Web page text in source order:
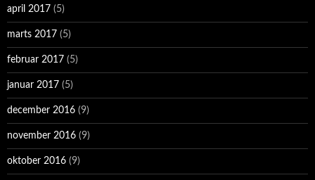
april 2017 (5)
marts 2017 (5)
februar 2017 (5)
januar 2017 (5)
december 2016 (9)
november 2016 (9)
oktober 2016 (9)